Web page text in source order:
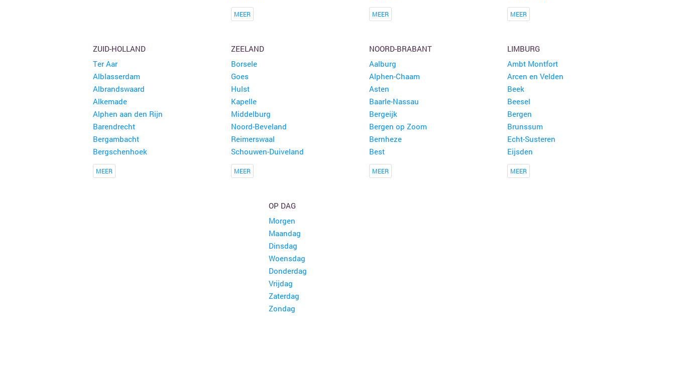
MEER MEER MEER
ZUID-HOLLAND
Ter Aar
Alblasserdam
Albrandswaard
Alkemade
Alphen aan den Rijn
Barendrecht
Bergambacht
Bergschenhoek
MEER
ZEELAND
Borsele
Goes
Hulst
Kapelle
Middelburg
Noord-Beveland
Reimerswaal
Schouwen-Duiveland
MEER
NOORD-BRABANT
Aalburg
Alphen-Chaam
Asten
Baarle-Nassau
Bergeijk
Bergen op Zoom
Bernheze
Best
MEER
LIMBURG
Ambt Montfort
Arcen en Velden
Beek
Beesel
Bergen
Brunssum
Echt-Susteren
Eijsden
MEER
OP DAG
Morgen
Maandag
Dinsdag
Woensdag
Donderdag
Vrijdag
Zaterdag
Zondag